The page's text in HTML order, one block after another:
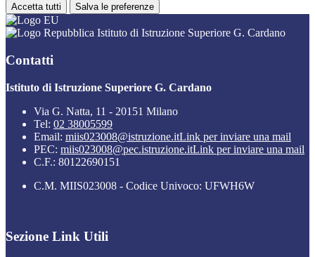
Accetta tutti Salva le preferenze
Istituto di Istruzione Superiore G. Cardano
Contatti
Istituto di Istruzione Superiore G. Cardano
Via G. Natta, 11 - 20151 Milano
Tel: 02 38005599
Email: miis023008@istruzione.itLink per inviare una mail
PEC: miis023008@pec.istruzione.itLink per inviare una mail
C.F.: 80122690151
C.M. MIIS023008 - Codice Univoco: UFWH6W
Sezione Link Utili